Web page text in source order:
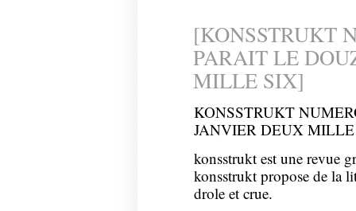
[KONSSTRUKT
PARAIT LE
MILLE SIX]
KONSSTRUKT
JANVIER DEUX
konsstrukt est une revue
konsstrukt propose de la
drole et crue.